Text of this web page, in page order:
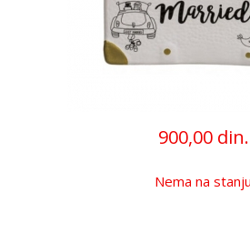
900,00 din.
Nema na stanju